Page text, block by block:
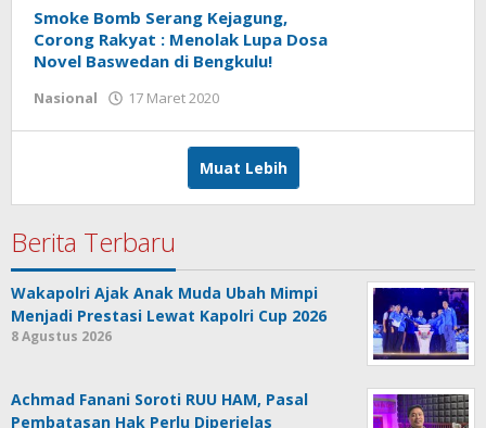
Smoke Bomb Serang Kejagung,
Corong Rakyat : Menolak Lupa Dosa
Novel Baswedan di Bengkulu!
Nasional 17 Maret 2020
Muat Lebih
Berita Terbaru
Wakapolri Ajak Anak Muda Ubah Mimpi
Menjadi Prestasi Lewat Kapolri Cup 2026
8 Agustus 2026
Achmad Fanani Soroti RUU HAM, Pasal
Pembatasan Hak Perlu Diperjelas